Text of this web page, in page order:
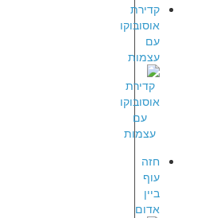
קדירת
אוסובוקו
עם
עצמות
חזה
עוף
ביין
אדום